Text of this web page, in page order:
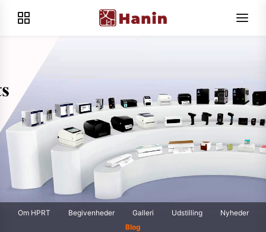
Om HPRT Begivenheder Galleri Udstilling
Nyheder
Blog